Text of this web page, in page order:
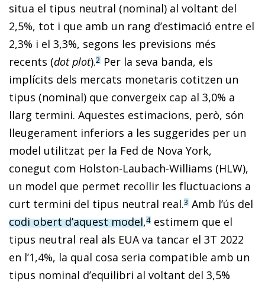
situa el tipus neutral (nominal) al voltant del
2,5%, tot i que amb un rang d’estimació entre el
2,3% i el 3,3%, segons les previsions més
recents (dot plot).2 Per la seva banda, els
implícits dels mercats monetaris cotitzen un
tipus (nominal) que convergeix cap al 3,0% a
llarg termini. Aquestes estimacions, però, són
lleugerament inferiors a les suggerides per un
model utilitzat per la Fed de Nova York,
conegut com Holston-Laubach-Williams (HLW),
un model que permet recollir les fluctuacions a
curt termini del tipus neutral real.3 Amb l’ús del
codi obert d’aquest model,4 estimem que el
tipus neutral real als EUA va tancar el 3T 2022
en l’1,4%, la qual cosa seria compatible amb un
tipus nominal d’equilibri al voltant del 3,5%